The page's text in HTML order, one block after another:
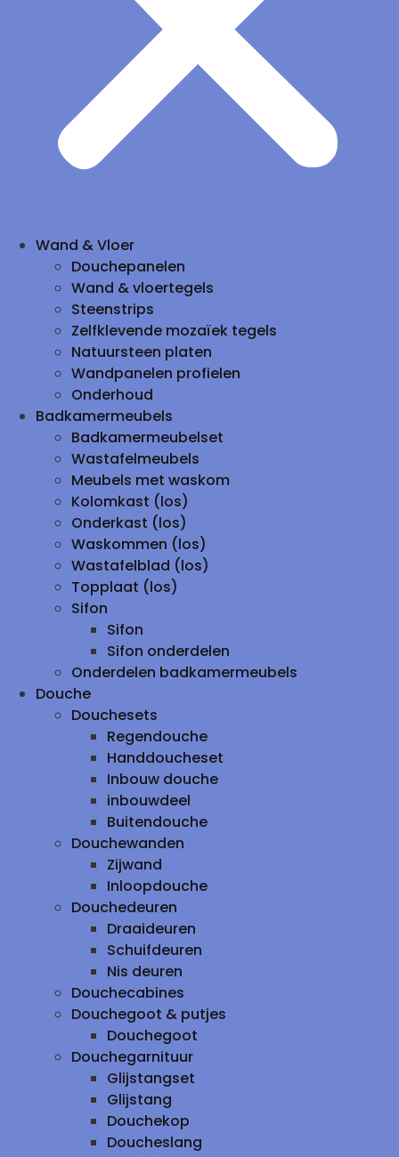
Wand & Vloer
Douchepanelen
Wand & vloertegels
Steenstrips
Zelfklevende mozaïek tegels
Natuursteen platen
Wandpanelen profielen
Onderhoud
Badkamermeubels
Badkamermeubelset
Wastafelmeubels
Meubels met waskom
Kolomkast (los)
Onderkast (los)
Waskommen (los)
Wastafelblad (los)
Topplaat (los)
Sifon
Sifon
Sifon onderdelen
Onderdelen badkamermeubels
Douche
Douchesets
Regendouche
Handdoucheset
Inbouw douche
inbouwdeel
Buitendouche
Douchewanden
Zijwand
Inloopdouche
Douchedeuren
Draaideuren
Schuifdeuren
Nis deuren
Douchecabines
Douchegoot & putjes
Douchegoot
Douchegarnituur
Glijstangset
Glijstang
Douchekop
Doucheslang